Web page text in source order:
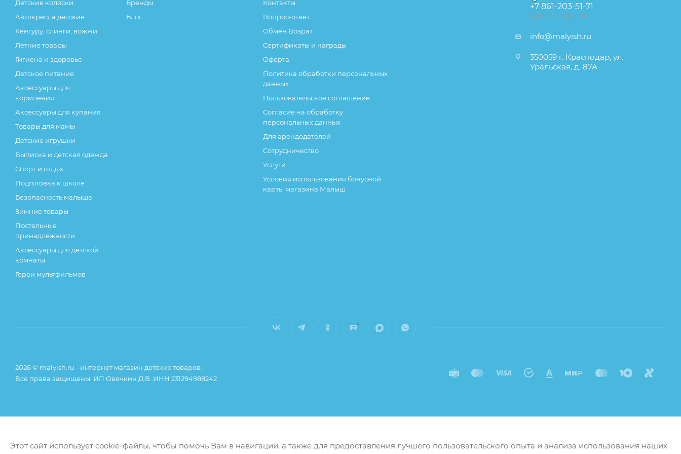
Детские коляски
Автокресла детские
Кенгуру, слинги, вожжи
Летние товары
Гигиена и здоровье
Детское питание
Аксессуары для
кормления
Аксессуары для купания
Товары для мамы
Детские игрушки
Выписка и детская одежда
Спорт и отдых
Подготовка к школе
Безопасность малыша
Зимние товары
Постельные
принадлежности
Аксессуары для детской
комнаты
Герои мультфильмов
Бренды
Блог
Контакты
Вопрос-ответ
Обмен Возрат
Сертификаты и награды
Оферта
Политика обработки персональных
данных
Пользовательское соглашение
Согласие на обработку
персональных данных
Для арендодателей
Сотрудничество
Услуги
Условия использования бонусной
карты магазина Малыш
+7 861-203-51-71
ЗАКАЗАТЬ ЗВОНОК
info@malyish.ru
350059 г. Краснодар, ул.
Уральская, д. 87А
2026 © malyish.ru - интернет магазин детских товаров.
Все права защищены. ИП Овечкин Д.В. ИНН 231294988242
Этот сайт использует cookie-файлы, чтобы помочь Вам в навигации, а также для предоставления лучшего пользовательского опыта и анализа использования наших